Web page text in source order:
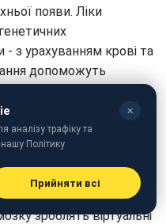
появи. Ліки
з урахуванням крові та
допоможуть
цифрове життя
Люди
і спілкуватимуться в
Спеціальні
зроблять віртуальні
✕
трафіку та
нашу Політику
Прийняти всі